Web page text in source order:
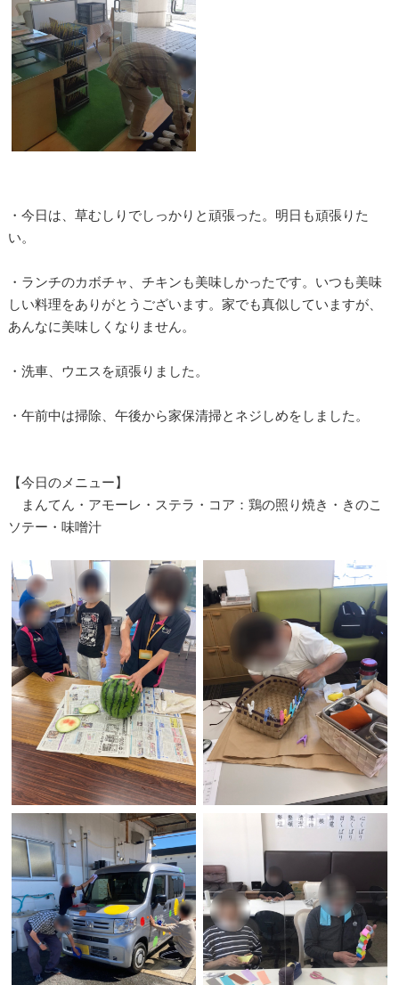
・今日は、草むしりでしっかりと頑張った。明日も頑張りた
い。
・ランチのカボチャ、チキンも美味しかったです。いつも美味
しい料理をありがとうございます。家でも真似していますが、
あんなに美味しくなりません。
・洗車、ウエスを頑張りました。
・午前中は掃除、午後から家保清掃とネジしめをしました。
【今日のメニュー】
まんてん・アモーレ・ステラ・コア：鶏の照り焼き・きのこ
ソテー・味噌汁